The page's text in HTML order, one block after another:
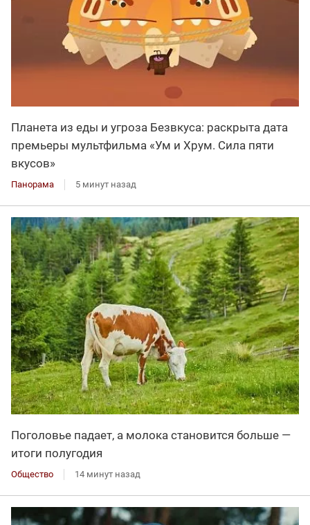
Планета из еды и угроза Безвкуса: раскрыта дата
премьеры мультфильма «Ум и Хрум. Сила пяти
вкусов»
Панорама 5 минут назад
Поголовье падает, а молока становится больше —
итоги полугодия
Общество 14 минут назад